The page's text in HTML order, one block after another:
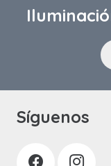
Síguenos